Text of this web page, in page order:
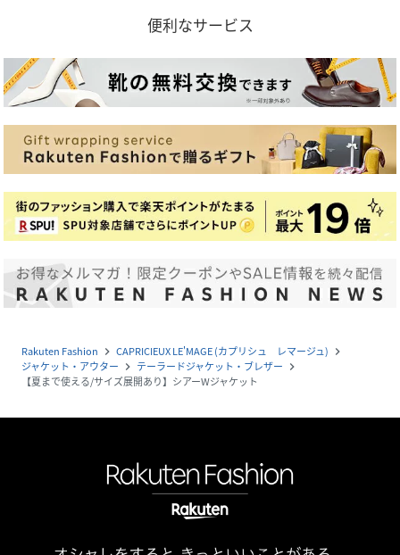
便利なサービス
Rakuten Fashion navigate_next CAPRICIEUX LE'MAGE (カプリシュ レマージュ) navigate_next
ジャケット・アウター navigate_next テーラードジャケット・ブレザー navigate_next
【夏まで使える/サイズ展開あり】シアーWジャケット